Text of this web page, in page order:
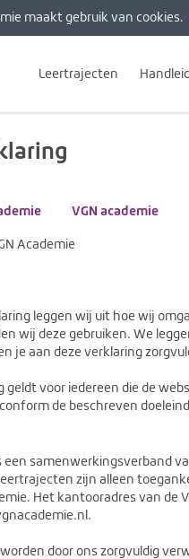
maakt gebruik van cookies.
Leertrajecten
VGN academie
Academie
leggen wij uit hoe wij
wij deze gebruiken. We
je aan deze verklaring
geldt voor iedereen die de
de beschreven
een samenwerkingsverband
zijn alleen
Het kantooradres van de
door ons zorgvuldig